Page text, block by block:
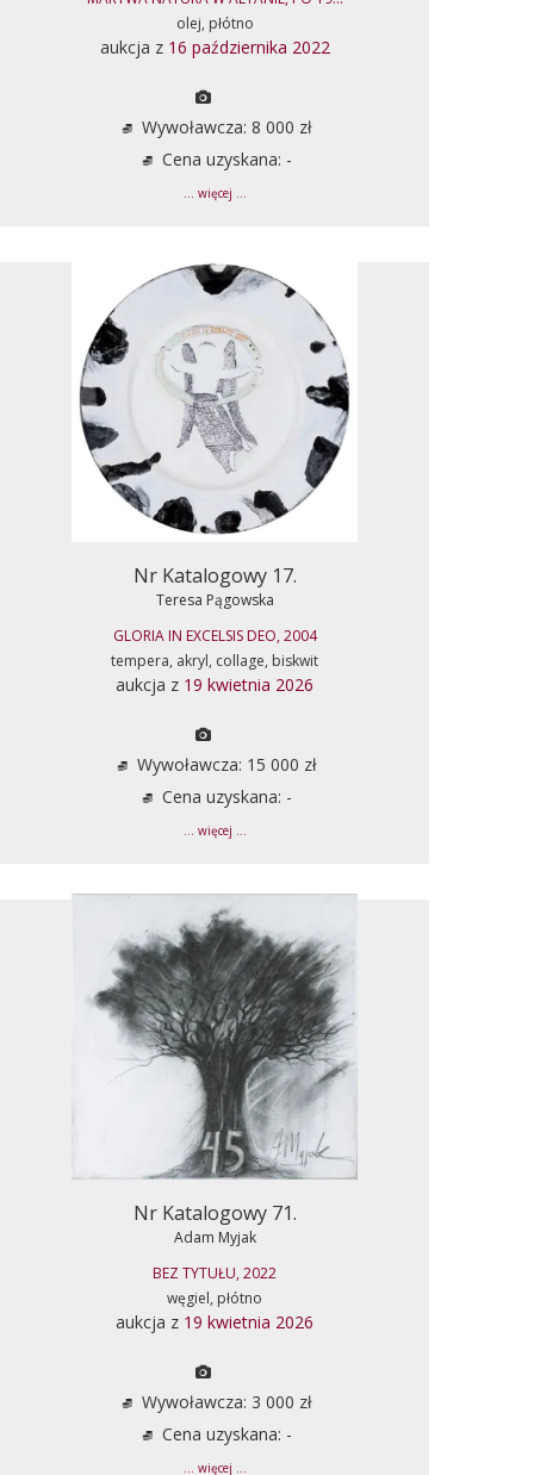
olej, płótno
aukcja z 16 października 2022
Wywoławcza: 8 000 zł
Cena uzyskana: -
... więcej ...
Nr Katalogowy 17.
Teresa Pągowska
GLORIA IN EXCELSIS DEO, 2004
tempera, akryl, collage, biskwit
aukcja z 19 kwietnia 2026
Wywoławcza: 15 000 zł
Cena uzyskana: -
... więcej ...
Nr Katalogowy 71.
Adam Myjak
BEZ TYTUŁU, 2022
węgiel, płótno
aukcja z 19 kwietnia 2026
Wywoławcza: 3 000 zł
Cena uzyskana: -
... więcej ...